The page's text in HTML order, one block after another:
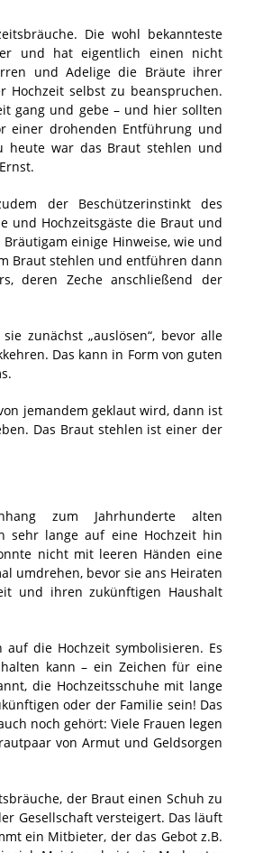
Die wohl bekannteste
und hat eigentlich einen nicht
und Adelige die Bräute ihrer
Hochzeit selbst zu beanspruchen.
gang und gebe – und hier sollten
einer drohenden Entführung und
heute war das Braut stehlen und
der Beschützerinstinkt des
und Hochzeitsgäste die Braut und
einige Hinweise, wie und
Braut stehlen und entführen dann
deren Zeche anschließend der
zunächst „auslösen“, bevor alle
Das kann in Form von guten
jemandem geklaut wird, dann ist
Das Braut stehlen ist einer der
zum Jahrhunderte alten
sehr lange auf eine Hochzeit hin
nicht mit leeren Händen eine
umdrehen, bevor sie ans Heiraten
und ihren zukünftigen Haushalt
die Hochzeit symbolisieren. Es
kann – ein Zeichen für eine
die Hochzeitsschuhe mit lange
oder der Familie sein! Das
noch gehört: Viele Frauen legen
von Armut und Geldsorgen
der Braut einen Schuh zu
Gesellschaft versteigert. Das läuft
ein Mitbieter, der das Gebot z.B.